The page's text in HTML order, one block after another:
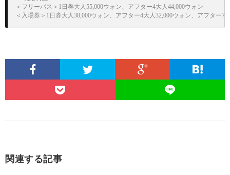
＜フリーパス＞1日券大人55,000ウォン、アフター4大人44,000ウォン
＜入場券＞1日券大人38,000ウォン、アフター4大人32,000ウォン、アフター7
関連する記事